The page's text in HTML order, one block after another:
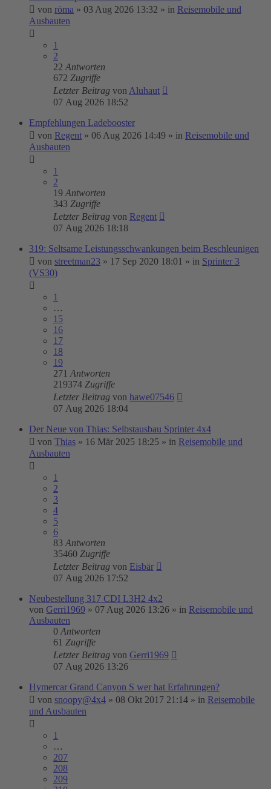
von röma » 03 Aug 2026 13:32 » in Reisemobile und
Ausbauten
1
2
22 Antworten
672 Zugriffe
Letzter Beitrag von Aluhaut
07 Aug 2026 18:52
Empfehlungen Ladebooster
von Regent » 06 Aug 2026 14:49 » in Reisemobile und
Ausbauten
1
2
19 Antworten
343 Zugriffe
Letzter Beitrag von Regent
07 Aug 2026 18:18
319: Seltsame Leistungsschwankungen beim Beschleunigen
von streetman23 » 17 Sep 2020 18:01 » in Sprinter 3
(VS30)
1
…
15
16
17
18
19
271 Antworten
219374 Zugriffe
Letzter Beitrag von hawe07546
07 Aug 2026 18:04
Der Neue von Thias: Selbstausbau Sprinter 4x4
von Thias » 16 Mär 2025 18:25 » in Reisemobile und
Ausbauten
1
2
3
4
5
6
83 Antworten
35460 Zugriffe
Letzter Beitrag von Eisbär
07 Aug 2026 17:52
Neubestellung 317 CDI L3H2 4x2
von Gerri1969 » 07 Aug 2026 13:26 » in Reisemobile und
Ausbauten
0 Antworten
61 Zugriffe
Letzter Beitrag von Gerri1969
07 Aug 2026 13:26
Hymercar Grand Canyon S wer hat Erfahrungen?
von snoopy@4x4 » 08 Okt 2017 21:14 » in Reisemobile
und Ausbauten
1
…
207
208
209